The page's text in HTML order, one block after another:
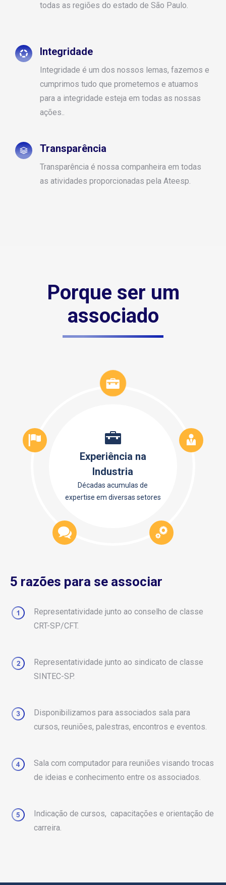
todas as regiões do estado de São Paulo.
Integridade
Integridade é um dos nossos lemas, fazemos e
cumprimos tudo que prometemos e atuamos
para a integridade esteja em todas as nossas
ações..
Transparência
Transparência é nossa companheira em todas
as atividades proporcionadas pela Ateesp.
Porque ser um
associado
Experiência na
Industria
Décadas acumulas de
expertise em diversas setores
5 razões para se associar
Representatividade junto ao conselho de classe
CRT-SP/CFT.
Representatividade junto ao sindicato de classe
SINTEC-SP.
Disponibilizamos para associados sala para
cursos, reuniões, palestras, encontros e eventos.
Sala com computador para reuniões visando trocas
de ideias e conhecimento entre os associados.
Indicação de cursos, capacitações e orientação de
carreira.